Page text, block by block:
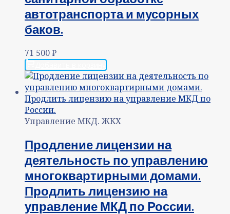
автотранспорта и мусорных
баков.
71 500₽
Управление МКД. ЖКХ
Продление лицензии на
деятельность по управлению
многоквартирными домами.
Продлить лицензию на
управление МКД по России.